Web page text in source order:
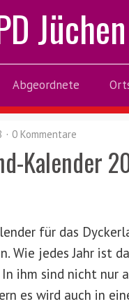
Jüchen
Abgeordnete
0 Kommentare
Kalender
für das
Wie jedes Jahr ist
In ihm sind nicht
es wird auch in